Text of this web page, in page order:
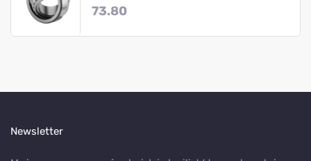
73.80
Newsletter